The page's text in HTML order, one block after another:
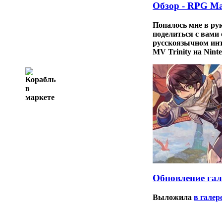
Обзор - RPG
Попалось мне в
поделиться с
русскоязычном
MV Trinity на
Обновление
Выложила в